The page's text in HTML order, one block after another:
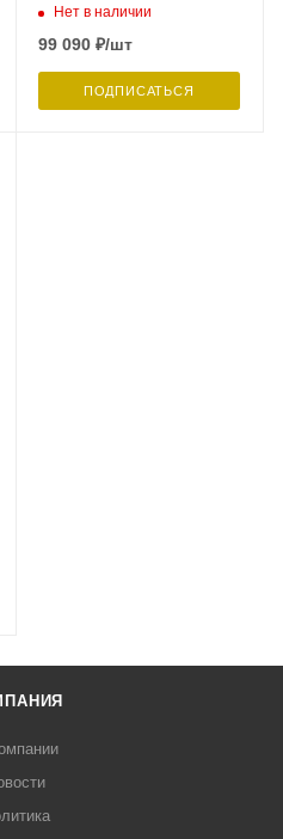
Harutyunyan
Нет в наличии
99 090₽/шт
ПОДПИСАТЬСЯ